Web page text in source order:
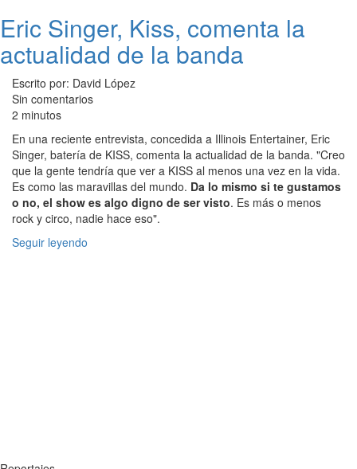
Eric Singer, Kiss, comenta la
actualidad de la banda
Escrito por: David López
Sin comentarios
2 minutos
En una reciente entrevista, concedida a Illinois Entertainer, Eric
Singer, batería de KISS, comenta la actualidad de la banda. "Creo
que la gente tendría que ver a KISS al menos una vez en la vida.
Es como las maravillas del mundo. Da lo mismo si te gustamos
o no, el show es algo digno de ser visto. Es más o menos
rock y circo, nadie hace eso".
Seguir leyendo